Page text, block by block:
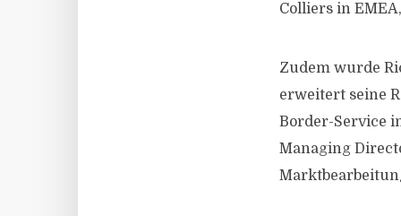
Colliers in
Zudem wurde
erweitert seine
Border-Service
Managing